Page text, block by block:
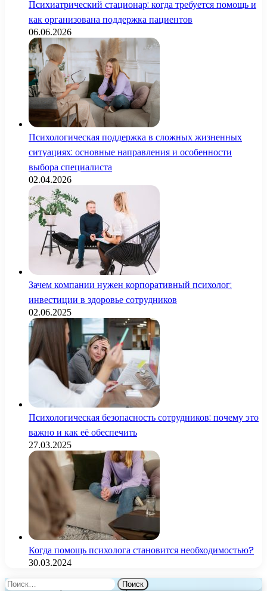
Психиатрический стационар: когда требуется помощь и
как организована поддержка пациентов
06.06.2026
Психологическая поддержка в сложных жизненных
ситуациях: основные направления и особенности
выбора специалиста
02.04.2026
Зачем компании нужен корпоративный психолог:
инвестиции в здоровье сотрудников
02.06.2025
Психологическая безопасность сотрудников: почему это
важно и как её обеспечить
27.03.2025
Когда помощь психолога становится необходимостью?
30.03.2024
Найти: